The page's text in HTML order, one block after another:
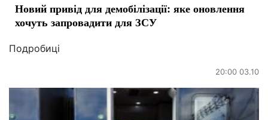
Новий привід для демобілізації: яке оновлення
хочуть запровадити для ЗСУ
Подробиці
20:00 03.10